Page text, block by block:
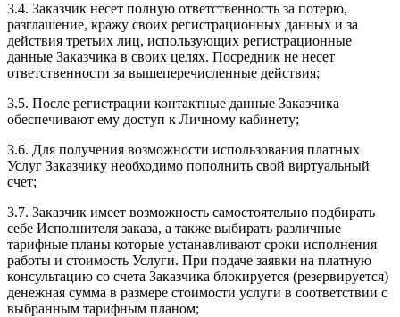
3.4. Заказчик несет полную ответственность за потерю,
разглашение, кражу своих регистрационных данных и за
действия третьих лиц, использующих регистрационные
данные Заказчика в своих целях. Посредник не несет
ответственности за вышеперечисленные действия;
3.5. После регистрации контактные данные Заказчика
обеспечивают ему доступ к Личному кабинету;
3.6. Для получения возможности использования платных
Услуг Заказчику необходимо пополнить свой виртуальный
счет;
3.7. Заказчик имеет возможность самостоятельно подбирать
себе Исполнителя заказа, а также выбирать различные
тарифные планы которые устанавливают сроки исполнения
работы и стоимость Услуги. При подаче заявки на платную
консультацию со счета Заказчика блокируется (резервируется)
денежная сумма в размере стоимости услуги в соответствии с
выбранным тарифным планом;